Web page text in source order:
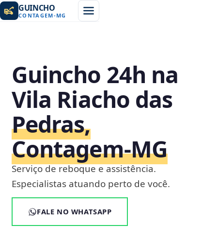
GUINCHO
CONTAGEM-MG
Guincho 24h na
Vila Riacho das
Pedras,
Contagem‑MG
Serviço de reboque e assistência.
Especialistas atuando perto de você.
FALE NO WHATSAPP